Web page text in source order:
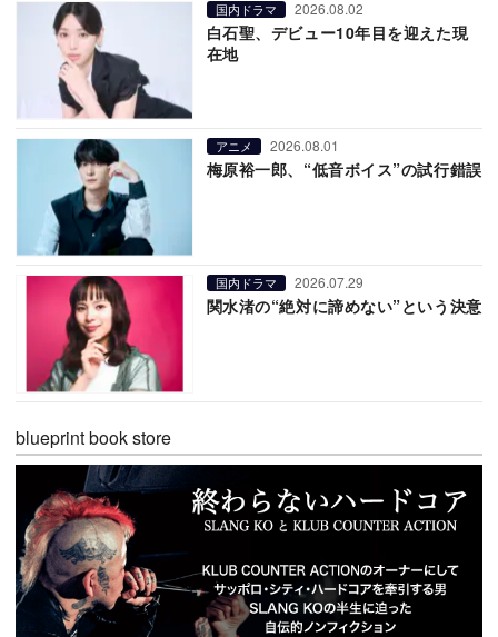
国内ドラマ 2026.08.02
白石聖、デビュー10年目を迎えた現
在地
アニメ 2026.08.01
梅原裕一郎、“低音ボイス”の試行錯誤
国内ドラマ 2026.07.29
関水渚の“絶対に諦めない”という決意
blueprint book store